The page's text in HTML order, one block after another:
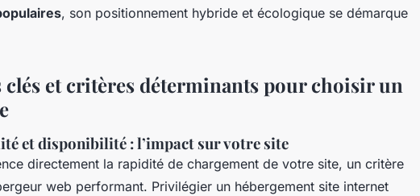
, son positionnement hybride et écologique se démarque
et critères déterminants pour choisir un
et disponibilité : l’impact sur votre site
directement la rapidité de chargement de votre site, un critère
web performant. Privilégier un hébergement site internet